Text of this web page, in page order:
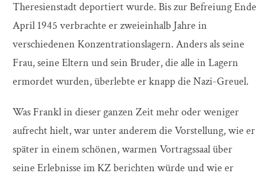
Theresienstadt deportiert wurde. Bis zur Befreiung Ende
April 1945 verbrachte er zweieinhalb Jahre in
verschiedenen Konzentrationslagern. Anders als seine
Frau, seine Eltern und sein Bruder, die alle in Lagern
ermordet wurden, überlebte er knapp die Nazi-Greuel.
Was Frankl in dieser ganzen Zeit mehr oder weniger
aufrecht hielt, war unter anderem die Vorstellung, wie er
später in einem schönen, warmen Vortragssaal über
seine Erlebnisse im KZ berichten würde und wie er